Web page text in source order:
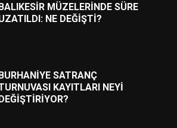
MÜZELERİNDE SÜRE
NE DEĞİŞTİ?
SATRANÇ
KAYITLARI NEYİ